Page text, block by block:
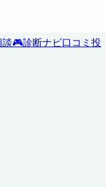
🎮診断ナビ口コミ投